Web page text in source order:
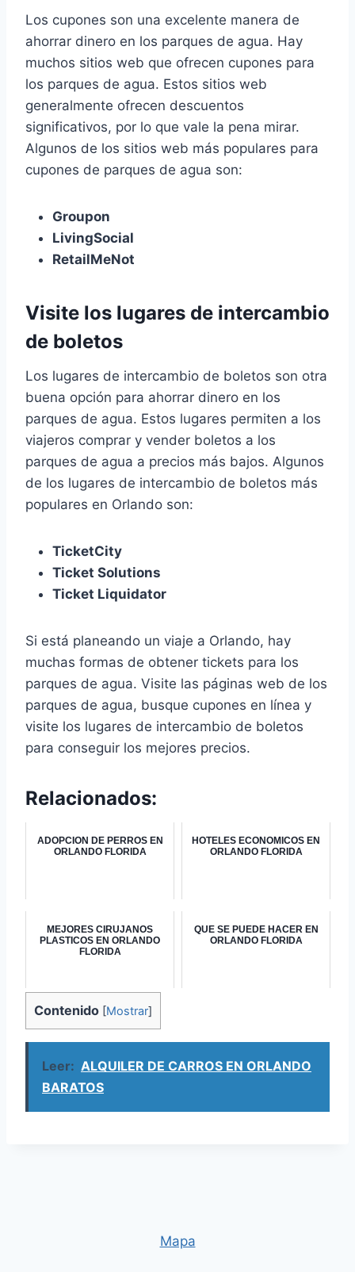
Los cupones son una excelente manera de
ahorrar dinero en los parques de agua. Hay
muchos sitios web que ofrecen cupones para
los parques de agua. Estos sitios web
generalmente ofrecen descuentos
significativos, por lo que vale la pena mirar.
Algunos de los sitios web más populares para
cupones de parques de agua son:
Groupon
LivingSocial
RetailMeNot
Visite los lugares de intercambio
de boletos
Los lugares de intercambio de boletos son otra
buena opción para ahorrar dinero en los
parques de agua. Estos lugares permiten a los
viajeros comprar y vender boletos a los
parques de agua a precios más bajos. Algunos
de los lugares de intercambio de boletos más
populares en Orlando son:
TicketCity
Ticket Solutions
Ticket Liquidator
Si está planeando un viaje a Orlando, hay
muchas formas de obtener tickets para los
parques de agua. Visite las páginas web de los
parques de agua, busque cupones en línea y
visite los lugares de intercambio de boletos
para conseguir los mejores precios.
Relacionados:
ADOPCION DE PERROS EN
ORLANDO FLORIDA
HOTELES ECONOMICOS EN
ORLANDO FLORIDA
MEJORES CIRUJANOS
PLASTICOS EN ORLANDO
FLORIDA
QUE SE PUEDE HACER EN
ORLANDO FLORIDA
Contenido [Mostrar]
Leer: ALQUILER DE CARROS EN ORLANDO
BARATOS
Mapa